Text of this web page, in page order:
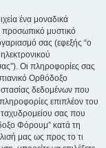
ένα μοναδικά
προσωπικό μυστικό
σας (εφεξής “ο
Οι πληροφορίες σας
Ορθόδοξο
δεδομένων που
επιπλέον του
σας που
Φόρουμ” κατά τη
μας ως προς το τι